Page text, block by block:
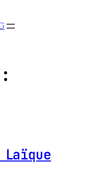
Laïque